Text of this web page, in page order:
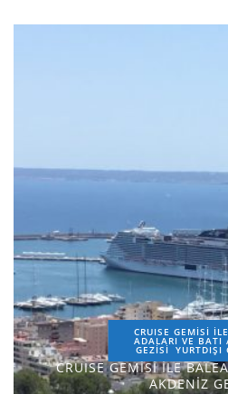
CRUISE GEMİSİ
ADALARI VE BATI
GEZİSİ YURTDIŞI
CRUISE GEMİSİ İLE
AKDENİZ